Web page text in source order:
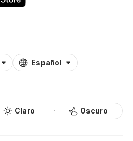
Español
Claro Oscuro